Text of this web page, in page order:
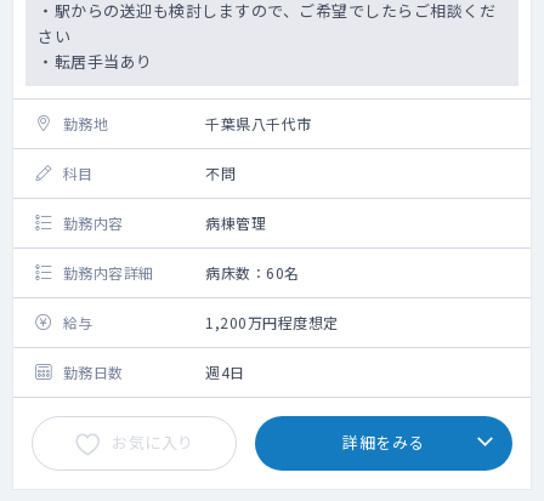
・駅からの送迎も検討しますので、ご希望でしたらご相談くだ
さい
・転居手当あり
勤務地 千葉県八千代市
科目 不問
勤務内容 病棟管理
勤務内容詳細 病床数：60名
給与 1,200万円程度想定
勤務日数 週4日
お気に入り 詳細をみる